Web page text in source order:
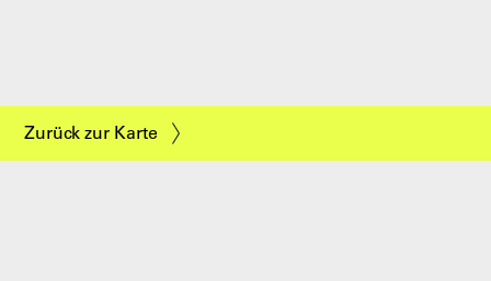
Zurück zur Karte